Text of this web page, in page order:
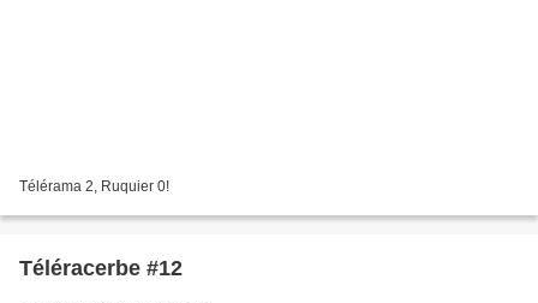
Télérama 2, Ruquier 0!
Téléracerbe #12